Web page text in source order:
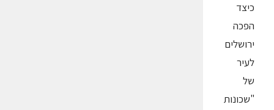
כיצד
הפכה
ירושלים
לעיר
של
"שכונות